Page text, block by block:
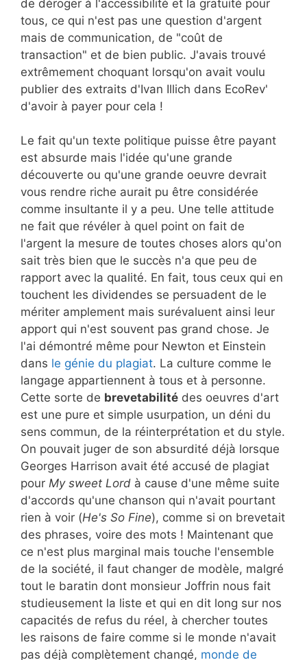
de déroger à l'accessibilité et la gratuité pour
tous, ce qui n'est pas une question d'argent
mais de communication, de "coût de
transaction" et de bien public. J'avais trouvé
extrêmement choquant lorsqu'on avait voulu
publier des extraits d'Ivan Illich dans EcoRev'
d'avoir à payer pour cela !
Le fait qu'un texte politique puisse être payant
est absurde mais l'idée qu'une grande
découverte ou qu'une grande oeuvre devrait
vous rendre riche aurait pu être considérée
comme insultante il y a peu. Une telle attitude
ne fait que révéler à quel point on fait de
l'argent la mesure de toutes choses alors qu'on
sait très bien que le succès n'a que peu de
rapport avec la qualité. En fait, tous ceux qui en
touchent les dividendes se persuadent de le
mériter amplement mais surévaluent ainsi leur
apport qui n'est souvent pas grand chose. Je
l'ai démontré même pour Newton et Einstein
dans le génie du plagiat. La culture comme le
langage appartiennent à tous et à personne.
Cette sorte de brevetabilité des oeuvres d'art
est une pure et simple usurpation, un déni du
sens commun, de la réinterprétation et du style.
On pouvait juger de son absurdité déjà lorsque
Georges Harrison avait été accusé de plagiat
pour My sweet Lord à cause d'une même suite
d'accords qu'une chanson qui n'avait pourtant
rien à voir (He's So Fine), comme si on brevetait
des phrases, voire des mots ! Maintenant que
ce n'est plus marginal mais touche l'ensemble
de la société, il faut changer de modèle, malgré
tout le baratin dont monsieur Joffrin nous fait
studieusement la liste et qui en dit long sur nos
capacités de refus du réel, à chercher toutes
les raisons de faire comme si le monde n'avait
pas déjà complètement changé, monde de